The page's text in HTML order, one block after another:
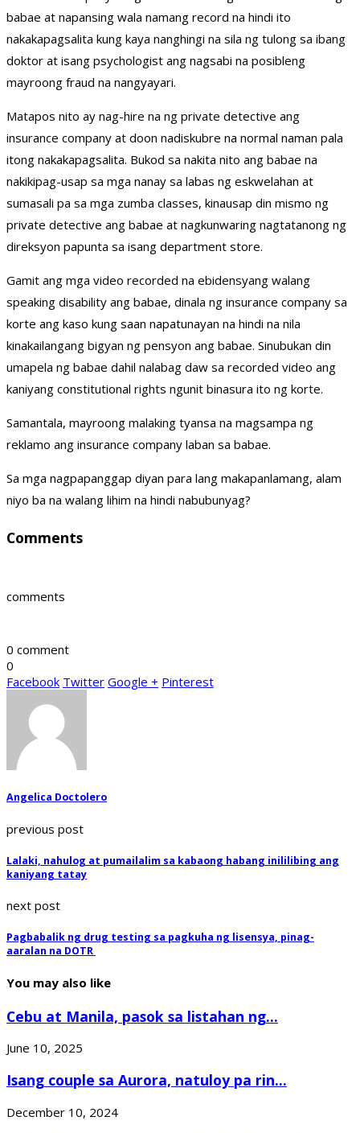
babae at napansing wala namang record na hindi ito
nakakapagsalita kung kaya nanghingi na sila ng tulong sa ibang
doktor at isang psychologist ang nagsabi na posibleng
mayroong fraud na nangyayari.
Matapos nito ay nag-hire na ng private detective ang
insurance company at doon nadiskubre na normal naman pala
itong nakakapagsalita. Bukod sa nakita nito ang babae na
nakikipag-usap sa mga nanay sa labas ng eskwelahan at
sumasali pa sa mga zumba classes, kinausap din mismo ng
private detective ang babae at nagkunwaring nagtatanong ng
direksyon papunta sa isang department store.
Gamit ang mga video recorded na ebidensyang walang
speaking disability ang babae, dinala ng insurance company sa
korte ang kaso kung saan napatunayan na hindi na nila
kinakailangang bigyan ng pensyon ang babae. Sinubukan din
umapela ng babae dahil nalabag daw sa recorded video ang
kaniyang constitutional rights ngunit binasura ito ng korte.
Samantala, mayroong malaking tyansa na magsampa ng
reklamo ang insurance company laban sa babae.
Sa mga nagpapanggap diyan para lang makapanlamang, alam
niyo ba na walang lihim na hindi nabubunyag?
Comments
comments
0 comment
0
Facebook Twitter Google + Pinterest
Angelica Doctolero
previous post
Lalaki, nahulog at pumailalim sa kabaong habang inililibing ang
kaniyang tatay
next post
Pagbabalik ng drug testing sa pagkuha ng lisensya, pinag-
aaralan na DOTR
You may also like
Cebu at Manila, pasok sa listahan ng...
June 10, 2025
Isang couple sa Aurora, natuloy pa rin...
December 10, 2024